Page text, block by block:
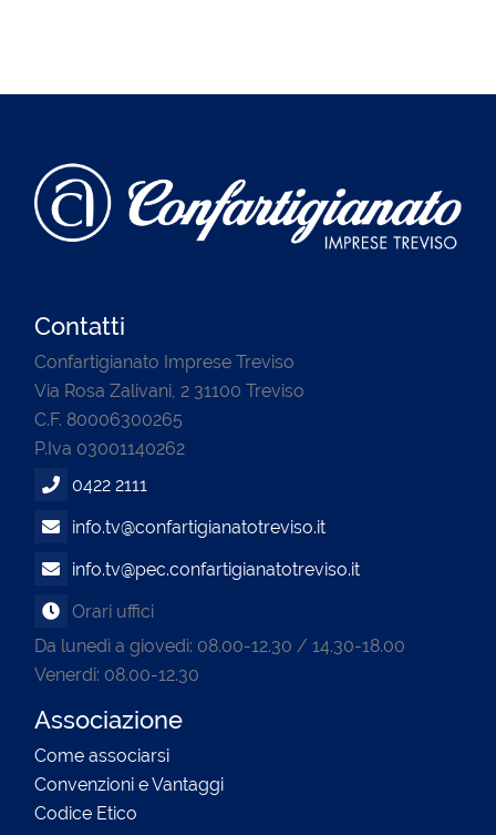
Contatti
Confartigianato Imprese Treviso
Via Rosa Zalivani, 2 31100 Treviso
C.F. 80006300265
P.Iva 03001140262
0422 2111
info.tv@confartigianatotreviso.it
info.tv@pec.confartigianatotreviso.it
Orari uffici
Da lunedì a giovedì: 08.00-12.30 / 14.30-18.00
Venerdi: 08.00-12.30
Associazione
Come associarsi
Convenzioni e Vantaggi
Codice Etico